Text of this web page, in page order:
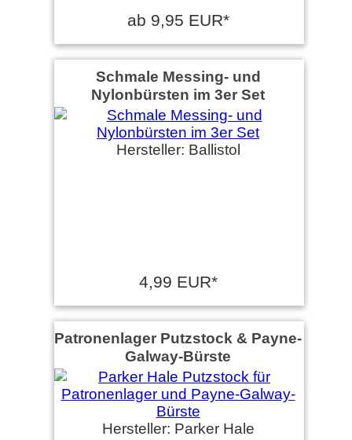
ab 9,95 EUR*
Schmale Messing- und
Nylonbürsten im 3er Set
Hersteller: Ballistol
4,99 EUR*
Patronenlager Putzstock & Payne-
Galway-Bürste
Hersteller: Parker Hale